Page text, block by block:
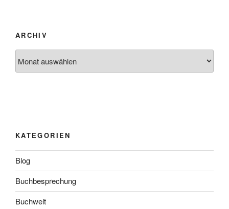
ARCHIV
KATEGORIEN
Blog
Buchbesprechung
Buchwelt